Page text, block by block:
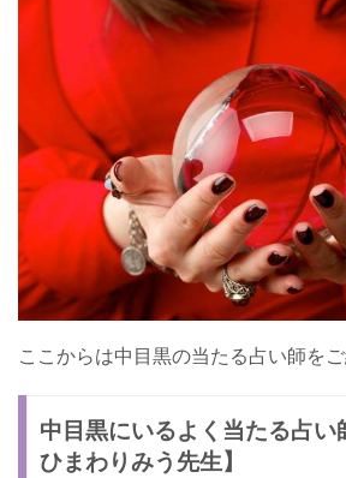
ここからは中目黒の当たる占い師をご
中目黒にいるよく当たる占
ひまわりみう先生】